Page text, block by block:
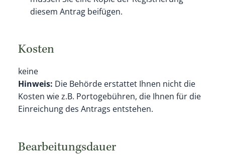
diesem Antrag beifügen.
Kosten
keine
Hinweis: Die Behörde erstattet Ihnen nicht die
Kosten wie z.B. Portogebühren, die Ihnen für die
Einreichung des Antrags entstehen.
Bearbeitungsdauer